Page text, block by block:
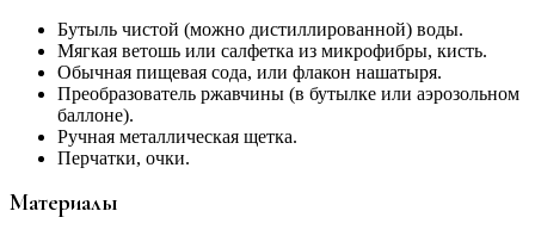
Бутыль чистой (можно дистиллированной) воды.
Мягкая ветошь или салфетка из микрофибры, кисть.
Обычная пищевая сода, или флакон нашатыря.
Преобразователь ржавчины (в бутылке или аэрозольном
баллоне).
Ручная металлическая щетка.
Перчатки, очки.
Материалы